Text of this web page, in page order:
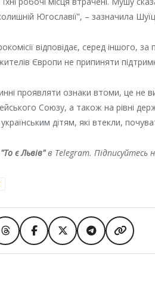
Югославії”, – зазначила
відповідає, серед іншого,
Європи не припиняти
проявляти ознаки втоми, це не
Союзу, а також на рівні
дітям, які втекли,
"То є Львів"в Telegram. Підписуйтесь